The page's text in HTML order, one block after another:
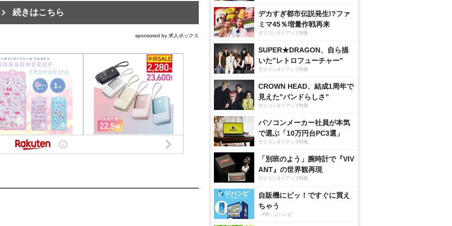
続きはこちら
sponsored by 求人ボックス
デカすぎ都市伝説発生!?ファ
ミマ45％増量作戦再来
オリコンタイアップ特集
SUPER★DRAGON、自ら描
いた”レトロフューチャー”
オリコンタイアップ特集
CROWN HEAD、結成1周年で
見えた”バンドらしさ”
オリコンタイアップ特集
パソコンメーカー社員が本気
で選ぶ「10万円台PC3選」
オリコンタイアップ特集
「別班のよう」腕時計で『VIV
ANT』の世界観再現
オリコンタイアップ特集
自販機にピッ！ですぐに買え
ちゃう
（PR）ジハンピ